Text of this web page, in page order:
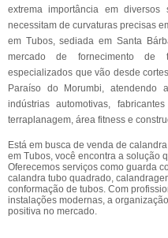
extrema importância em
necessitam de curvaturas precisas
em Tubos, sediada em Santa
mercado de fornecimento de
especializados que vão desde
Paraíso do Morumbi, atendendo
indústrias automotivas,
terraplanagem, área fitness e
Está em busca de venda de
em Tubos, você encontra a solução
Oferecemos serviços como guarda
calandra tubo quadrado,
conformação de tubos. Com
instalações modernas, a
positiva no mercado.